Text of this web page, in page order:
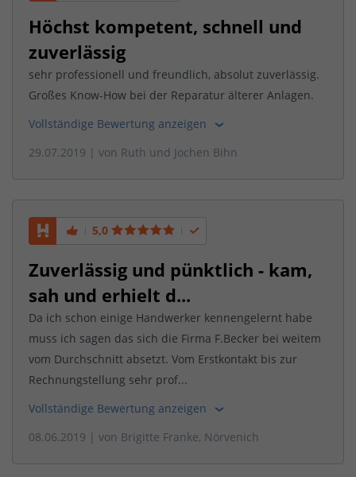
Höchst kompetent, schnell und
zuverlässig
sehr professionell und freundlich, absolut zuverlässig.
Großes Know-How bei der Reparatur älterer Anlagen.
Vollständige Bewertung anzeigen
29.07.2019 | von Ruth und Jochen Bihn
5,0
Zuverlässig und pünktlich - kam,
sah und erhielt d...
Da ich schon einige Handwerker kennengelernt habe
muss ich sagen das sich die Firma F.Becker bei weitem
vom Durchschnitt absetzt. Vom Erstkontakt bis zur
Rechnungstellung sehr prof...
Vollständige Bewertung anzeigen
08.06.2019 | von Brigitte Franke, Nörvenich